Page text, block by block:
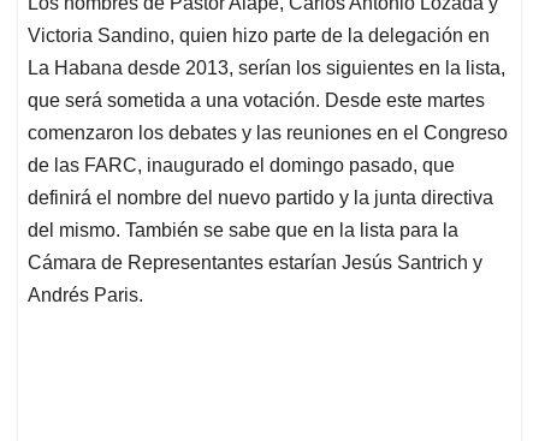
s
A
p
p
b
o
o
k
e
d
I
n
l
a
d
s
Victoria Sandino, quien hizo parte de la delegación en
La Habana desde 2013, serían los siguientes en la lista,
que será sometida a una votación. Desde este martes
comenzaron los debates y las reuniones en el Congreso
de las FARC, inaugurado el domingo pasado, que
definirá el nombre del nuevo partido y la junta directiva
del mismo. También se sabe que en la lista para la
Cámara de Representantes estarían Jesús Santrich y
Andrés Paris.